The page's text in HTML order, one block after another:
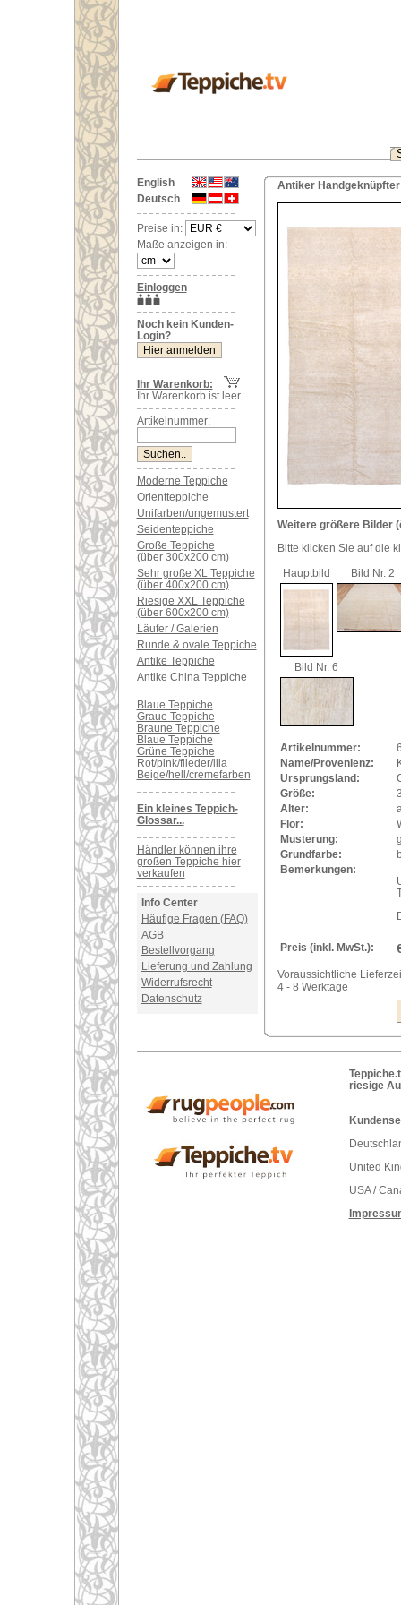
English
Deutsch
Preise in:
Maße anzeigen in:
Einloggen
Noch kein Kunden-
Login?
Ihr Warenkorb:
Ihr Warenkorb ist leer.
Artikelnummer:
Moderne Teppiche
Orientteppiche
Unifarben/ungemustert
Seidenteppiche
Große Teppiche
(über 300x200 cm)
Sehr große XL Teppiche
(über 400x200 cm)
Riesige XXL Teppiche
(über 600x200 cm)
Läufer / Galerien
Runde & ovale Teppiche
Antike Teppiche
Antike China Teppiche
Blaue Teppiche
Graue Teppiche
Braune Teppiche
Blaue Teppiche
Grüne Teppiche
Rot/pink/flieder/lila
Beige/hell/cremefarben
Ein kleines Teppich-
Glossar...
Händler können ihre
großen Teppiche hier
verkaufen
Info Center
Häufige Fragen (FAQ)
AGB
Bestellvorgang
Lieferung und Zahlung
Widerrufsrecht
Datenschutz
Antiker
Weitere größere Bilder
Bitte klicken Sie auf die
Hauptbild
Bild Nr. 2
Bild Nr. 6
Artikelnummer:
Name/Provenienz:
Ursprungsland:
Größe:
Alter:
Flor:
Musterung:
Grundfarbe:
Bemerkungen:
Preis (inkl. MwSt.):
Voraussichtliche
4 - 8 Werktage
riesige
United
USA /